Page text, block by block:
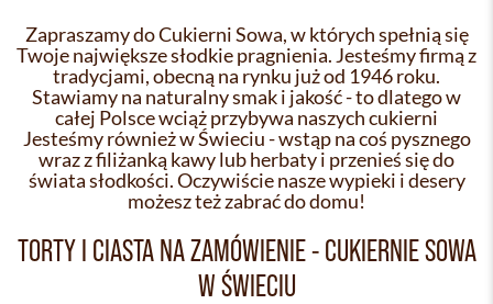
Zapraszamy do Cukierni Sowa, w których spełnią się
Twoje największe słodkie pragnienia. Jesteśmy firmą z
tradycjami, obecną na rynku już od 1946 roku.
Stawiamy na naturalny smak i jakość - to dlatego w
całej Polsce wciąż przybywa naszych cukierni
Jesteśmy również w Świeciu - wstąp na coś pysznego
wraz z filiżanką kawy lub herbaty i przenieś się do
świata słodkości. Oczywiście nasze wypieki i desery
możesz też zabrać do domu!
TORTY I CIASTA NA ZAMÓWIENIE - CUKIERNIE SOWA
W ŚWIECIU